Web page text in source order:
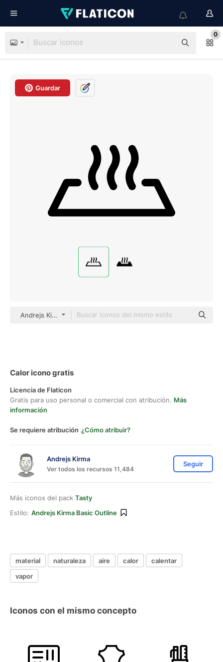
0
Guardar
Andrejs Kirma Basic Outline
Calor icono gratis
Licencia de Flaticon
Gratis para uso personal o comercial con atribución. Más
información
Se requiere atribución ¿Cómo atribuir?
Andrejs Kirma
Ver todos los recursos 11,484
Seguir
Más iconos del pack Tasty
Estilo: Andrejs Kirma Basic Outline
material naturaleza aire calor
calentar
vapor
Iconos con el mismo concepto